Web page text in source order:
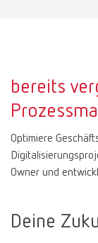
bereits
Optimiere
Owner und
Deine